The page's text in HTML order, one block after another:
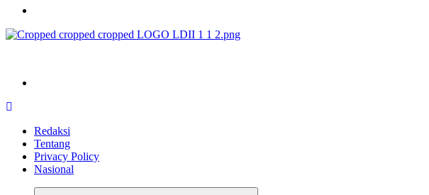
Redaksi
Tentang
Privacy Policy
Nasional